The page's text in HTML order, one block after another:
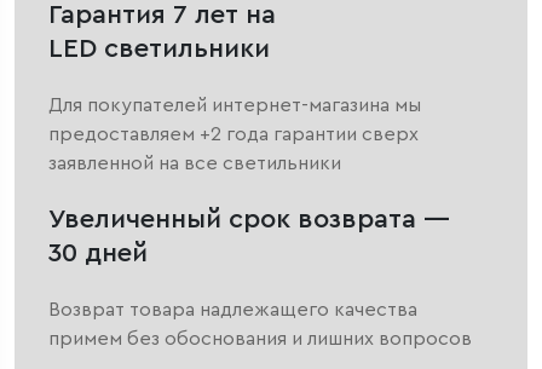
Гарантия 7 лет на
LED светильники
Для покупателей интернет-магазина мы
предоставляем +2 года гарантии сверх
заявленной на все светильники
Увеличенный срок возврата —
30 дней
Возврат товара надлежащего качества
примем без обоснования и лишних вопросов